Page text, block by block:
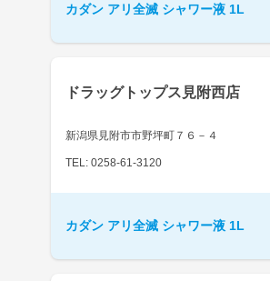
カダン アリ全滅 シャワー液 1L
ドラッグトップス見附西店
新潟県見附市市野坪町７６－４
TEL: 0258-61-3120
カダン アリ全滅 シャワー液 1L